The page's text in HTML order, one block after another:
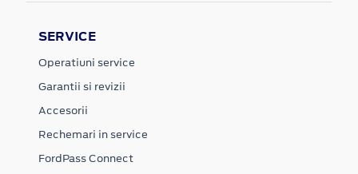
SERVICE
Operatiuni service
Garantii si revizii
Accesorii
Rechemari in service
FordPass Connect